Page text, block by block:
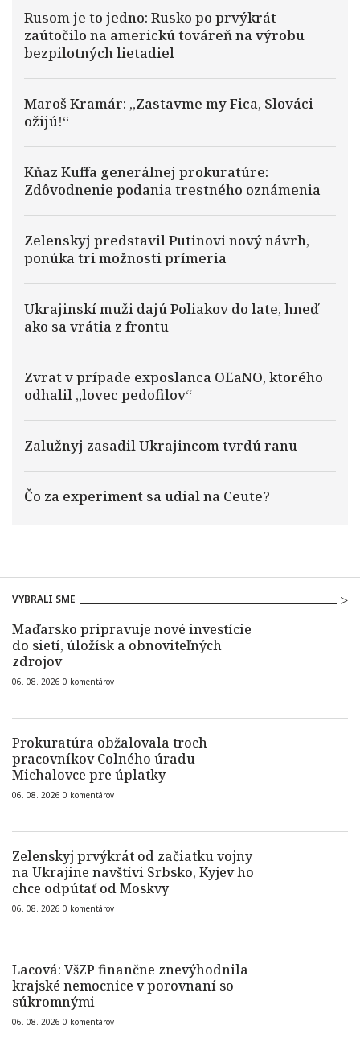
Rusom je to jedno: Rusko po prvýkrát
zaútočilo na americkú továreň na výrobu
bezpilotných lietadiel
Maroš Kramár: „Zastavme my Fica, Slováci
ožijú!“
Kňaz Kuffa generálnej prokuratúre:
Zdôvodnenie podania trestného oznámenia
Zelenskyj predstavil Putinovi nový návrh,
ponúka tri možnosti prímeria
Ukrajinskí muži dajú Poliakov do late, hneď
ako sa vrátia z frontu
Zvrat v prípade exposlanca OĽaNO, ktorého
odhalil „lovec pedofilov“
Zalužnyj zasadil Ukrajincom tvrdú ranu
Čo za experiment sa udial na Ceute?
VYBRALI SME
Maďarsko pripravuje nové investície
do sietí, úložísk a obnoviteľných
zdrojov
06. 08. 2026 0 komentárov
Prokuratúra obžalovala troch
pracovníkov Colného úradu
Michalovce pre úplatky
06. 08. 2026 0 komentárov
Zelenskyj prvýkrát od začiatku vojny
na Ukrajine navštívi Srbsko, Kyjev ho
chce odpútať od Moskvy
06. 08. 2026 0 komentárov
Lacová: VšZP finančne znevýhodnila
krajské nemocnice v porovnaní so
súkromnými
06. 08. 2026 0 komentárov